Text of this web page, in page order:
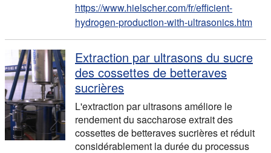
https://www.hielscher.com/fr/efficient-
hydrogen-production-with-ultrasonics.htm
Extraction par ultrasons du sucre
des cossettes de betteraves
sucrières
L'extraction par ultrasons améliore le
rendement du saccharose extrait des
cossettes de betteraves sucrières et réduit
considérablement la durée du processus